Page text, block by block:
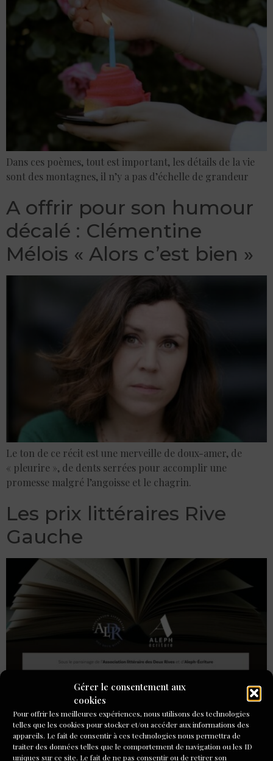
Gérer le consentement aux
cookies
Pour offrir les meilleures expériences, nous utilisons des technologies
telles que les cookies pour stocker et/ou accéder aux informations des
appareils. Le fait de consentir à ces technologies nous permettra de
traiter des données telles que le comportement de navigation ou les ID
uniques sur ce site. Le fait de ne pas consentir ou de retirer son
Dans ces poèmes, tout est important, les détails de la vie
sont des montagnes, il n’y a pas d’échelle de grandeur
A offrir pour son humour
décalé : Clémentine
Mélois « Alors c’est bien »
Le ton de ce récit est une merveille de doux-amer, de
« pleurire », de dents serrées pour accomplir une
promesse malgré l’angoisse et le chagrin.
Les prix littéraires Rive
Gauche
La présence solaire de la marraine du prix, Noëlle
Châtelet, écrivaine, essayiste et philosophe, a permis de
rappeler pourquoi les prix littéraires étaient si nécessaires